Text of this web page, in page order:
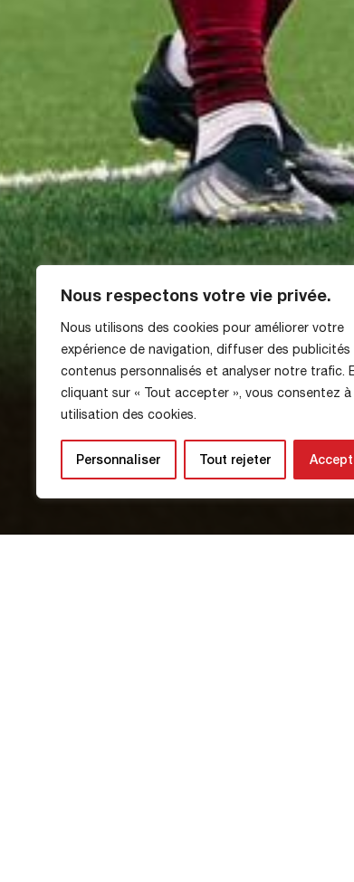
Nous respectons votre vie privée.
Nous utilisons des cookies pour améliorer votre
expérience de navigation, diffuser des publicités
contenus personnalisés et analyser notre trafic.
cliquant sur « Tout accepter », vous consentez
utilisation des cookies.
Personnaliser Tout rejeter
11-17 Mayıs
Uncategorized @tr
11 Mayıs 2026